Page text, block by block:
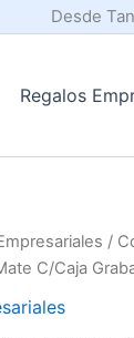
Desde
Regalos
/
C/Caja